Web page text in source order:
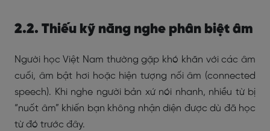
2.2. Thiếu kỹ năng nghe phân biệt âm
Người học Việt Nam thường gặp khó khăn với các âm
cuối, âm bật hơi hoặc hiện tượng nối âm (connected
speech). Khi nghe người bản xứ nói nhanh, nhiều từ bị
“nuốt âm” khiến bạn không nhận diện được dù đã học
từ đó trước đây.